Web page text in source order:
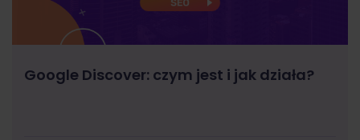
Google Discover: czym jest i jak działa?